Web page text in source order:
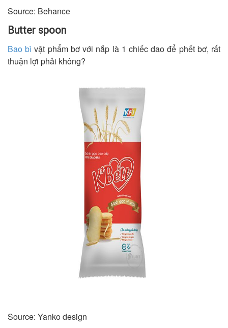
Source: Behance
Butter spoon
Bao bì vật phẩm bơ với nắp là 1 chiếc dao để phết bơ, rất
thuận lợi phải không?
Source: Yanko design